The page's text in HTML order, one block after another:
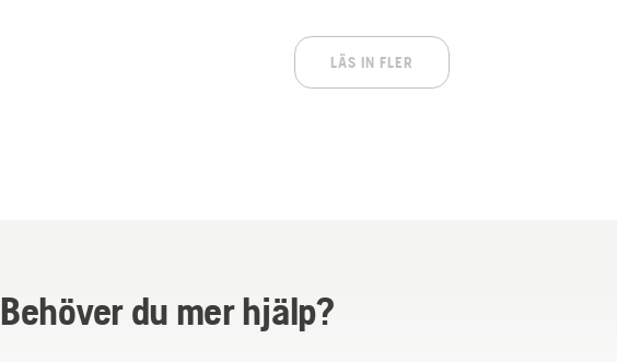
LÄS IN FLER
Behöver du mer hjälp?